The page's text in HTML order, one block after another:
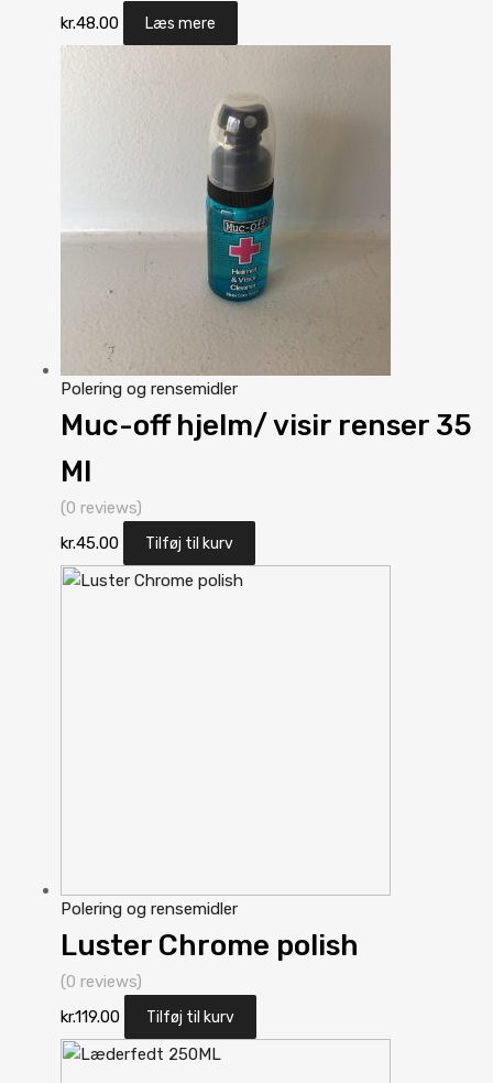
kr.48.00 Læs mere
Polering og rensemidler
Muc-off hjelm/ visir renser 35
Ml
(0 reviews)
kr.45.00 Tilføj til kurv
Polering og rensemidler
Luster Chrome polish
(0 reviews)
kr.119.00 Tilføj til kurv